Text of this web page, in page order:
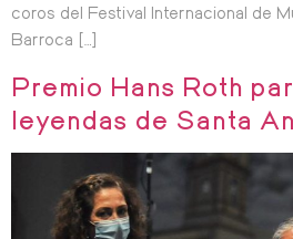
coros del Festival Internacional de
Barroca […]
Premio Hans Roth
leyendas de Santa